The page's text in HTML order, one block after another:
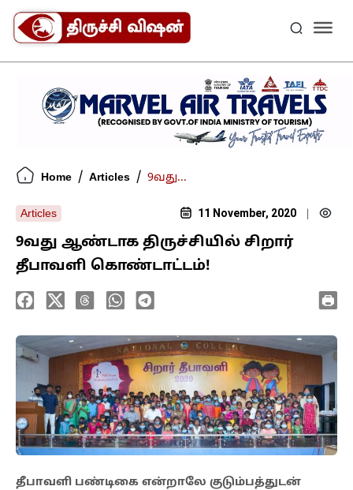
Home / Articles / 9வது...
Articles 11 November, 2020
9வது ஆண்டாக திருச்சியில் சிறார்
தீபாவளி கொண்டாட்டம்!
தீபாவளி பண்டிகை என்றாலே குடும்பத்துடன்